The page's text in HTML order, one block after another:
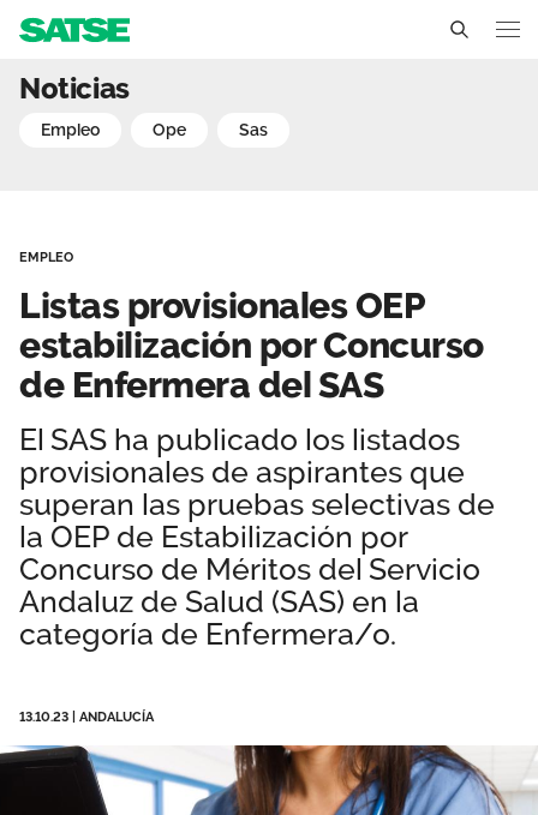
Delegados Sindicales
Estructura organizativa
Transparencia
Secciones sindicales
Servicios
Ventajas
Actualidad
Temas
Noticias
Sala de prensa
Empleo
Documentos
Andalucía
Contáctanos
Área privada
Únete
Listas provisionales
Noticias
empleo ope sas
EMPLEO
Listas provisionales OEP
estabilización por Concurso
de Enfermera del SAS
El SAS ha publicado los listados
provisionales de aspirantes que
superan las pruebas selectivas de
la OEP de Estabilización por
Concurso de Méritos del Servicio
Andaluz de Salud (SAS) en la
categoría de Enfermera/o.
13.10.23 ANDALUCÍA